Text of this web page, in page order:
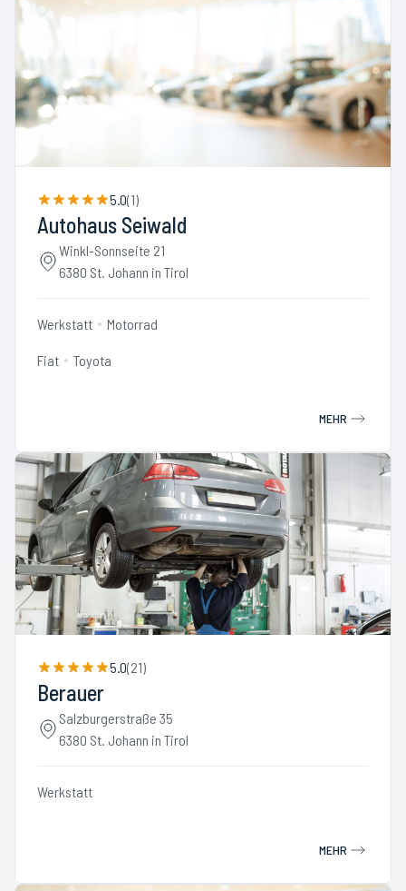
5.0(1)
Autohaus Seiwald
Winkl-Sonnseite 21
6380 St. Johann in Tirol
Werkstatt Motorrad
Fiat Toyota
MEHR
5.0(21)
Berauer
Salzburgerstraße 35
6380 St. Johann in Tirol
Werkstatt
MEHR